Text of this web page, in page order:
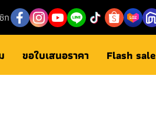
ก
ขอใบเสนอราคา Flash sale